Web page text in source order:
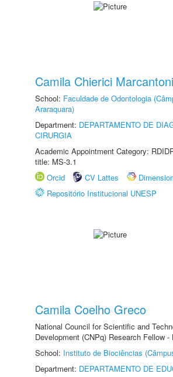
Camila Chierici
School: Faculdade de Odontologia
Araraquara)
Department: DEPARTAMENTO DE
CIRURGIA
Academic Appointment Category:
title: MS-3.1
Orcid
CV Lattes
Repositório Institucional UNESP
Camila Coelho Greco
National Council for Scientific and
Development (CNPq) Research Fellow -
School: Instituto de Biociências
Department: DEPARTAMENTO DE